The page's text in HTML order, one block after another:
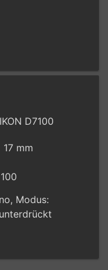
D7100
17 mm
100
no, Modus:
unterdrückt